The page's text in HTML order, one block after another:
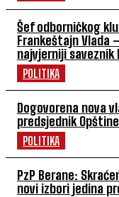
Šef odborničkog
Frankeštajn Vlada
najvjerniji saveznik
POLITIKA
Dogovorena nova
predsjednik Opštine
POLITIKA
PzP Berane:
novi izbori jedina